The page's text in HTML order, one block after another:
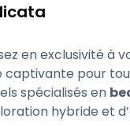
en exclusivité à
captivante pour
spécialisés en
hybride et